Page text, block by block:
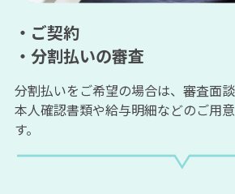
・ご契約
・分割払いの審査
分割払いをご希望の場合は、審査面談
本人確認書類や給与明細などのご用
す。